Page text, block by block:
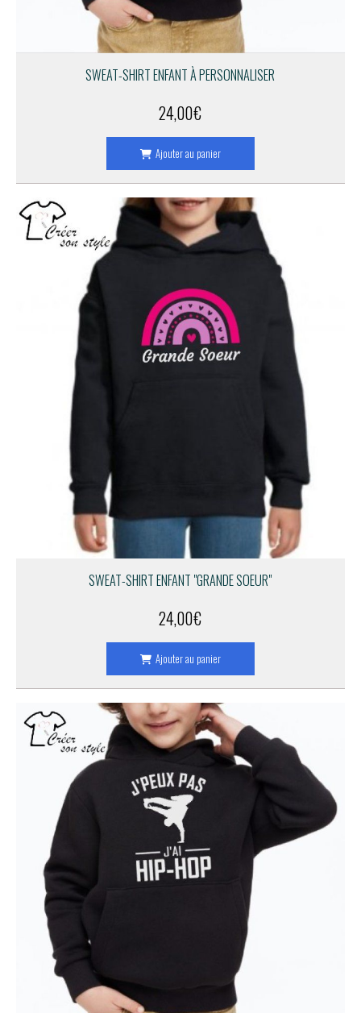
SWEAT-SHIRT ENFANT À PERSONNALISER
24,00€
Ajouter au panier
SWEAT-SHIRT ENFANT "GRANDE SOEUR"
24,00€
Ajouter au panier